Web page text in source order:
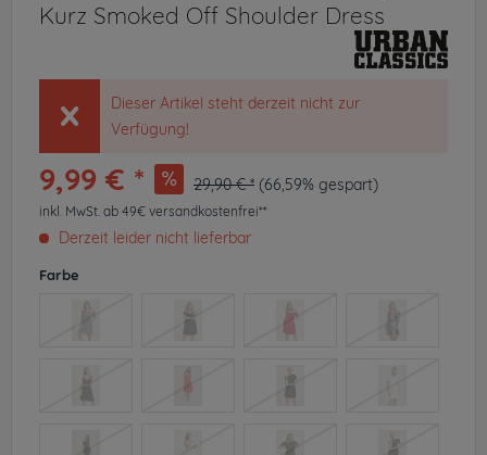
Kurz Smoked Off Shoulder Dress
Dieser Artikel steht derzeit nicht zur
Verfügung!
9,99 € * 29,90 € * (66,59% gespart)
inkl. MwSt. ab 49€ versandkostenfrei**
Derzeit leider nicht lieferbar
Farbe